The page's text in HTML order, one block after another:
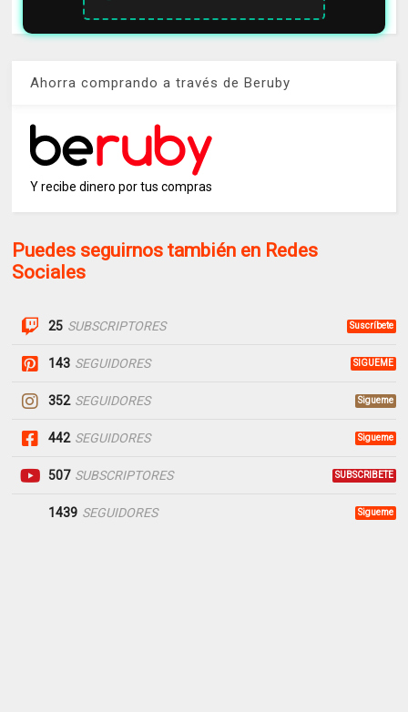
Ahorra comprando a través de Beruby
Y recibe dinero por tus compras
Puedes seguirnos también en Redes
Sociales
25 SUBSCRIPTORES Suscríbete
143 SEGUIDORES SIGUEME
352 SEGUIDORES Sigueme
442 SEGUIDORES Sigueme
507 SUBSCRIPTORES SUBSCRIBETE
1439 SEGUIDORES Sigueme